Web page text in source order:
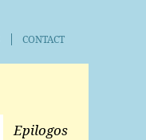
CONTACT
Epilogos